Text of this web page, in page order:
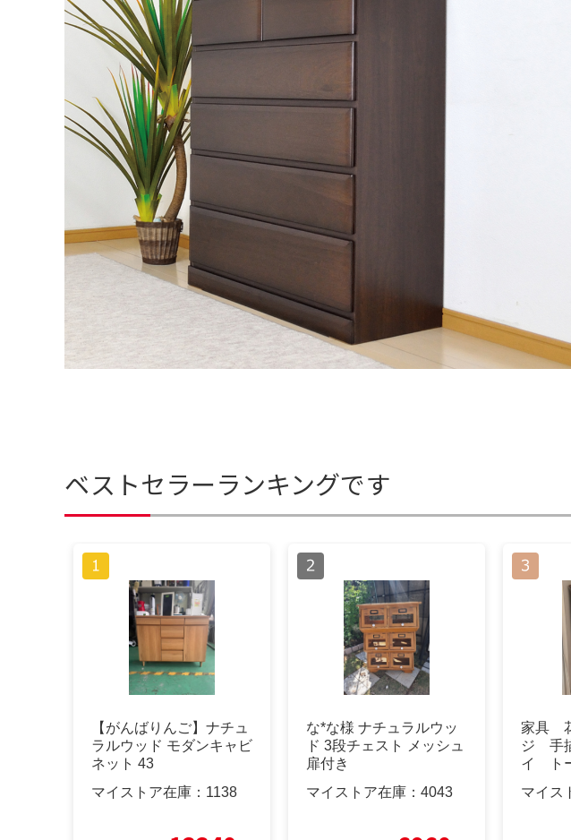
ベストセラーランキングです
【がんばりんご】ナチュ
ラルウッド モダンキャビ
ネット 43
マイストア在庫： 1138
な*な様 ナチュラルウッ
ド 3段チェスト メッシュ
扉付き
マイストア在庫： 4043
家具
ジ 手
イ ト
マイス